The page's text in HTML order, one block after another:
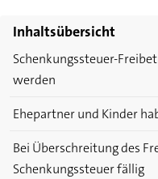
Inhaltsübersicht
Schenkungssteuer-
werden
Ehepartner und Kinder
Bei Überschreitung des
Schenkungssteuer fällig